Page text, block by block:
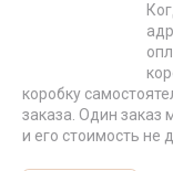
коробку
заказа. Один
и его стоимость не